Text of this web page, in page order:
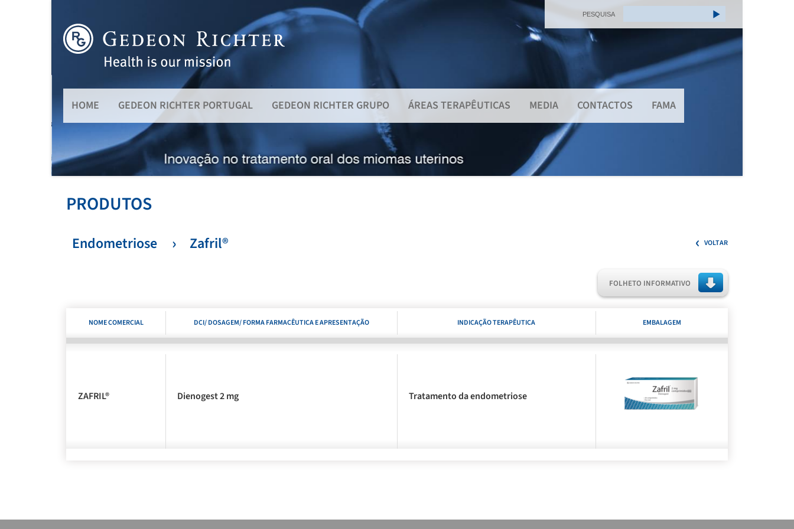
PESQUISA
HOME GEDEON RICHTER PORTUGAL GEDEON RICHTER GRUPO ÁREAS TERAPÊUTICAS MEDIA CONTACTOS FAMA
PRODUTOS
Endometriose Zafril® VOLTAR
FOLHETO INFORMATIVO
NOME COMERCIAL DCI/ DOSAGEM/ FORMA FARMACÊUTICA E APRESENTAÇÃO INDICAÇÃO TERAPÊUTICA EMBALAGEM
ZAFRIL® Dienogest 2 mg Tratamento da endometriose